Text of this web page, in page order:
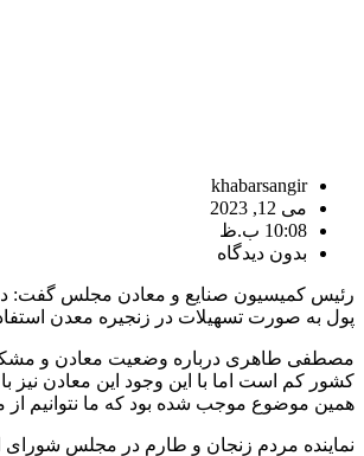
khabarsangir
می 12, 2023
10:08 ب.ظ
بدون دیدگاه
پول به صورت تسهیلات در زنجیره معدن
مصطفی طاهری درباره وضعیت معادن و
کشور کم است اما با این وجود این معادن
همین موضوع موجب شده بود که ما نتوانیم از
نماینده مردم زنجان و طارم در مجلس شورای